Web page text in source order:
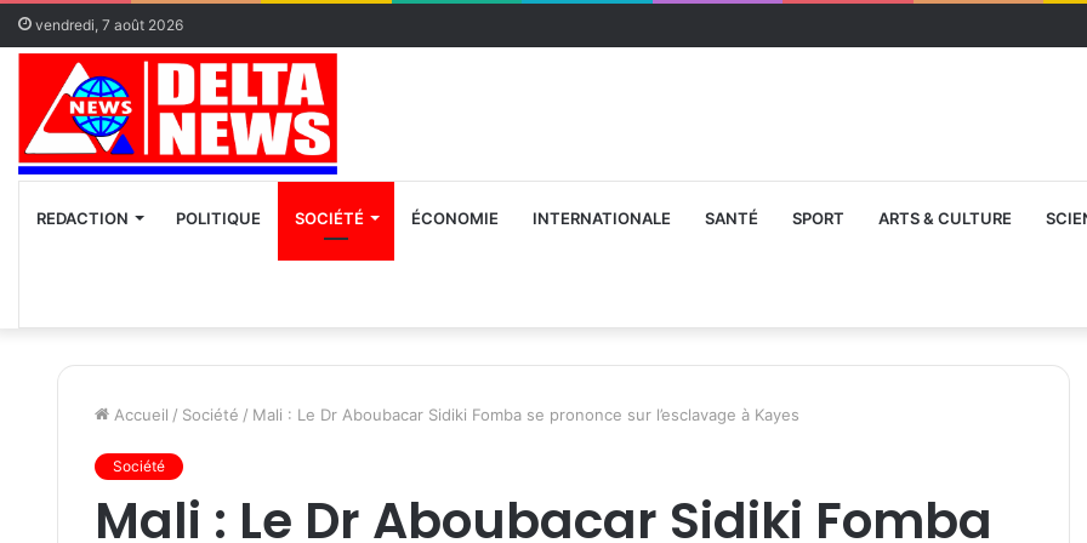
vendredi, 7 août 2026
REDACTION POLITIQUE SOCIÉTÉ ÉCONOMIE INTERNATIONALE SANTÉ SPORT ARTS & CULTURE
Accueil / Société / Mali : Le Dr Aboubacar Sidiki Fomba se prononce sur l’esclavage à Kayes
Société
Mali : Le Dr Aboubacar Sidiki Fomba